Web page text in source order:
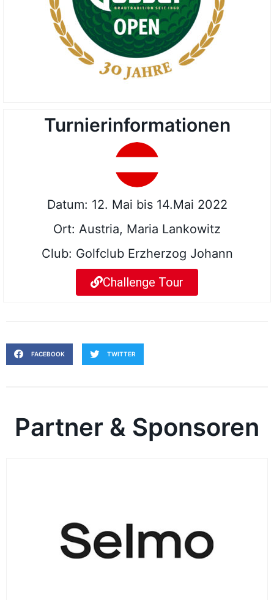
Turnierinformationen
Datum: 12. Mai bis 14.Mai 2022
Ort: Austria, Maria Lankowitz
Club: Golfclub Erzherzog Johann
Challenge Tour
FACEBOOK TWITTER
Partner & Sponsoren